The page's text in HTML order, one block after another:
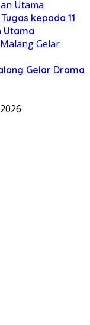
kepada 11
Utama
Gelar Drama